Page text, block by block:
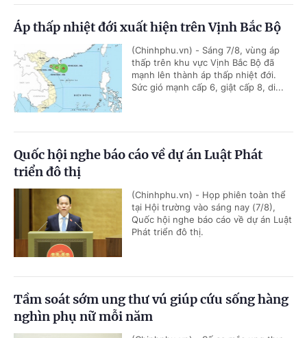
Áp thấp nhiệt đới xuất hiện trên Vịnh Bắc Bộ
(Chinhphu.vn) - Sáng 7/8, vùng áp
thấp trên khu vực Vịnh Bắc Bộ đã
mạnh lên thành áp thấp nhiệt đới.
Sức gió mạnh cấp 6, giật cấp 8, di...
Quốc hội nghe báo cáo về dự án Luật Phát
triển đô thị
(Chinhphu.vn) - Họp phiên toàn thể
tại Hội trường vào sáng nay (7/8),
Quốc hội nghe báo cáo về dự án Luật
Phát triển đô thị.
Tầm soát sớm ung thư vú giúp cứu sống hàng
nghìn phụ nữ mỗi năm